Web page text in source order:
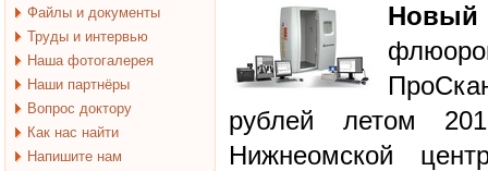
Файлы и документы
Труды и интервью
Наша фотогалерея
Наши партнёры
Вопрос доктору
Как нас найти
Напишите нам
рублей летом
Нижнеомской